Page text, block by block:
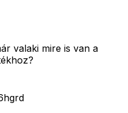
valaki mire is van a